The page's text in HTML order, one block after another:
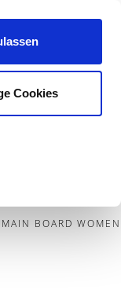
Cookies
BOARD WOMEN